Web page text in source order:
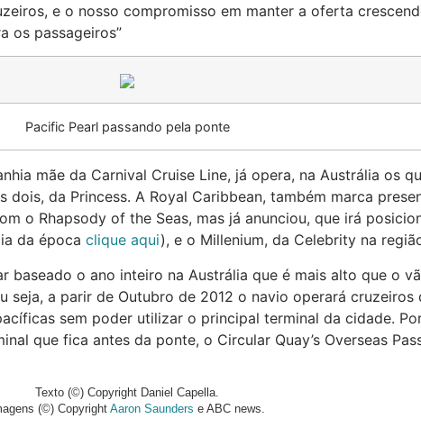
e o nosso compromisso em manter a oferta
os passageiros”
Pacific Pearl passando pela ponte
mãe da Carnival Cruise Line, já opera, na Austrália os
dois, da Princess. A Royal Caribbean, também marca
o Rhapsody of the Seas, mas já anunciou, que irá
da época clique aqui), e o Millenium, da Celebrity na
baseado o ano inteiro na Austrália que é mais alto que o
seja, a parir de Outubro de 2012 o navio operará cruzeiros
sem poder utilizar o principal terminal da cidade.
que fica antes da ponte, o Circular Quay’s Overseas
Texto (©) Copyright Daniel Capella.
(©) CopyrightAaron Saunders e ABC news.